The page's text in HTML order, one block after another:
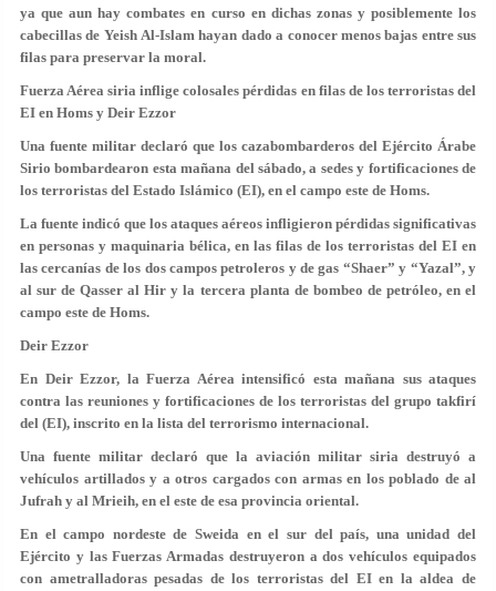
ya que aun hay combates en curso en dichas zonas y posiblemente los
cabecillas de Yeish Al-Islam hayan dado a conocer menos bajas entre sus
filas para preservar la moral.
Fuerza Aérea siria inflige colosales pérdidas en filas de los terroristas del
EI en Homs y Deir Ezzor
Una fuente militar declaró que los cazabombarderos del Ejército Árabe
Sirio bombardearon esta mañana del sábado, a sedes y fortificaciones de
los terroristas del Estado Islámico (EI), en el campo este de Homs.
La fuente indicó que los ataques aéreos infligieron pérdidas significativas
en personas y maquinaria bélica, en las filas de los terroristas del EI en
las cercanías de los dos campos petroleros y de gas “Shaer” y “Yazal”, y
al sur de Qasser al Hir y la tercera planta de bombeo de petróleo, en el
campo este de Homs.
Deir Ezzor
En Deir Ezzor, la Fuerza Aérea intensificó esta mañana sus ataques
contra las reuniones y fortificaciones de los terroristas del grupo takfirí
del (EI), inscrito en la lista del terrorismo internacional.
Una fuente militar declaró que la aviación militar siria destruyó a
vehículos artillados y a otros cargados con armas en los poblado de al
Jufrah y al Mrieih, en el este de esa provincia oriental.
En el campo nordeste de Sweida en el sur del país, una unidad del
Ejército y las Fuerzas Armadas destruyeron a dos vehículos equipados
con ametralladoras pesadas de los terroristas del EI en la aldea de